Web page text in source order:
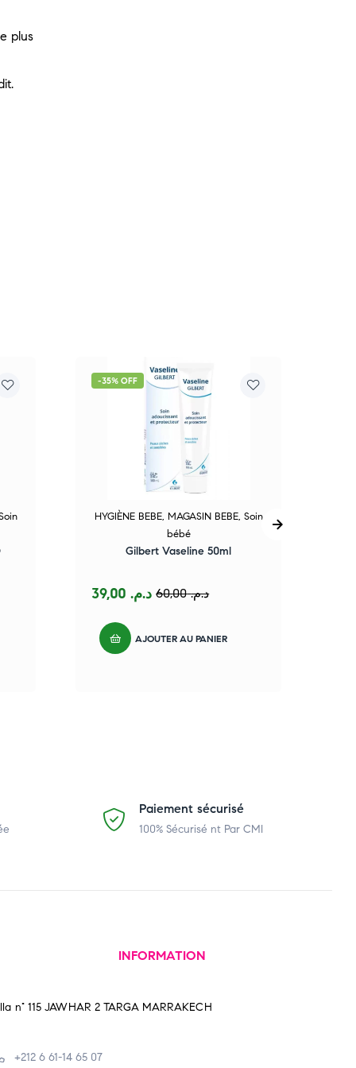
plus
-35% OFF
HYGIÈNE BEBE, MAGASIN BEBE, Soin
bébé
Gilbert Vaseline 50ml
د.م.60,00 د.م.
AJOUTER AU PANIER
Paiement sécurisé
100% Sécurisé nt Par CMI
INFORMATION
n° 115 JAWHAR 2 TARGA MARRAKECH
+212 6 61-14 65 07